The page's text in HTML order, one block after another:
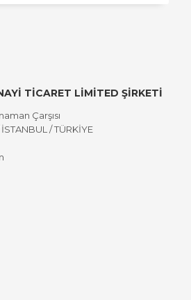
TİCARET LİMİTED ŞİRKETİ
Çarşısı
İSTANBUL / TÜRKİYE